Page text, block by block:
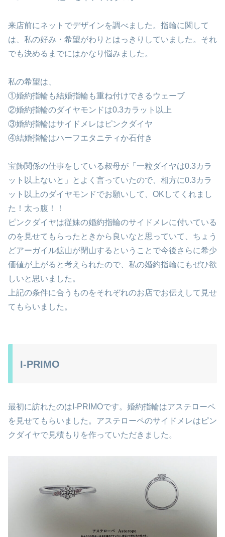
来店前にネットでデザインを調べました。指輪に関して
は、私の好み・希望がわりとはっきりしていました。それ
でも決めるまでにはかなり悩みました。
私の希望は、
①婚約指輪も結婚指輪も重ね付けできるウェーブ
②婚約指輪のダイヤモンドは0.3カラット以上
③婚約指輪はサイドメレはピンクダイヤ
④結婚指輪はハーフエタニティか石付き
宝飾関係の仕事をしている叔母が「一粒ダイヤは0.3カラ
ット以上ないと」とよく言っていたので、相方に0.3カラ
ット以上のダイヤモンドでお願いして、OKしてくれまし
た！太っ腹！！
ピンクダイヤは従妹の婚約指輪のサイドメレに付いている
のを見せてもらったときから良いなと思っていて、ちょう
どアーガイル鉱山が閉山するということで今後さらに希少
価値が上がると考えられたので、私の婚約指輪にもぜひ欲
しいと思いました。
上記の条件に合うものをそれぞれのお店でお伝えして見せ
てもらいました。
I-PRIMO
最初に訪れたのはI-PRIMOです。婚約指輪はアステローペ
を見せてもらいました。アステローペのサイドメレはピン
クダイヤで見積もりを作っていただきました。